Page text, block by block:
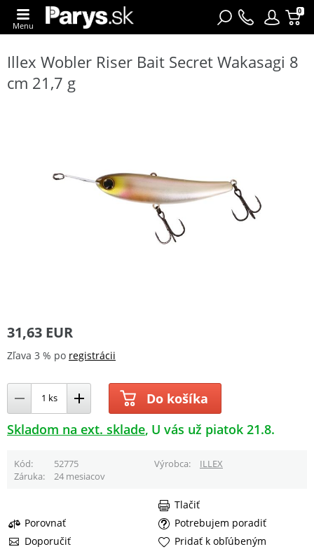
0
Menu
Illex Wobler Riser Bait Secret Wakasagi 8
cm 21,7 g
31,63 EUR
Zľava 3 % po registrácii
Do košíka
Skladom na ext. sklade U vás už piatok 21.8.
Kód 52775 Výrobca
ILLEX
Záruka
24 mesiacov
Porovnať
Potrebujem poradiť
Doporučiť
Tlačiť
Pridať k obľúbeným